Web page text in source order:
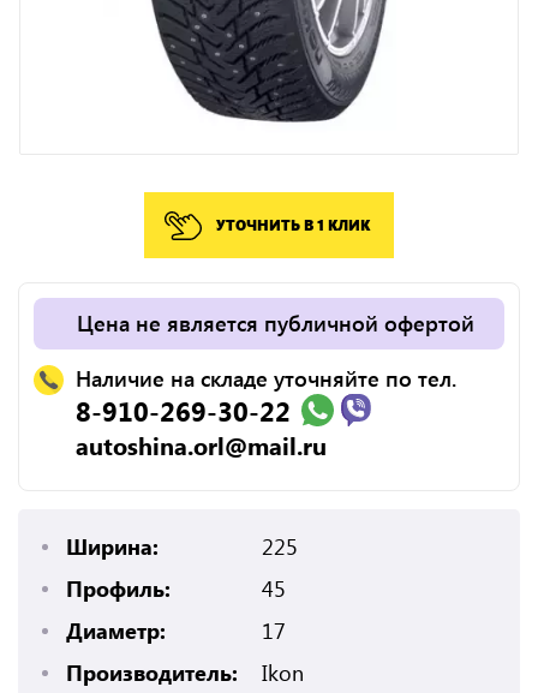
УТОЧНИТЬ В 1 КЛИК
Цена не является публичной офертой
Наличие на складе уточняйте по тел.
8-910-269-30-22
autoshina.orl@mail.ru
Ширина:
225
Профиль:
45
Диаметр:
17
Производитель:
Ikon